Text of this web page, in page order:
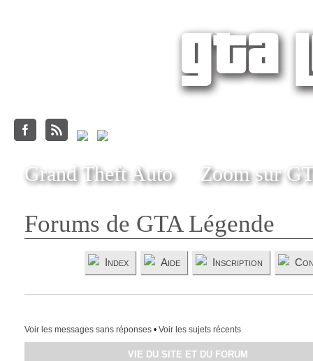
Grand Theft Auto Zoom sur
Forums de GTA Légende
Index Aide Inscription
Voir les messages sans réponses• Voir les sujets récents
VIE DU SITE ET DU FORUM